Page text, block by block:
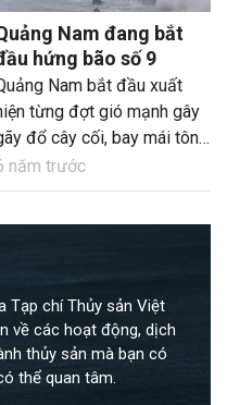
Nam đang bắt
hứng bão số 9
Nam bắt đầu xuất
từng đợt gió mạnh gây
đổ cây cối, bay mái tôn
một số khu vực và bị mất
trên diện rộng.
năm trước
Tạp chí Thủy sản Việt
về các hoạt động, dịch
thủy sản mà bạn có
thể quan tâm.